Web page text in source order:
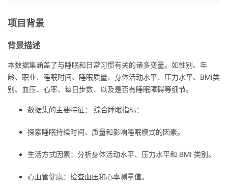
页
开
发
者
我
项目背景
背景描述
本数据集涵盖了与睡眠和日常习惯有关的诸多变量。如性别、年
龄、职业、睡眠时间、睡眠质量、身体活动水平、压力水平、BMI类
别、血压、心率、每日步数、以及是否有睡眠障碍等细节。
数据集的主要特征： 综合睡眠指标：
探索睡眠持续时间、质量和影响睡眠模式的因素。
生活方式因素：分析身体活动水平、压力水平和 BMI 类别。
心血管健康：检查血压和心率测量值。